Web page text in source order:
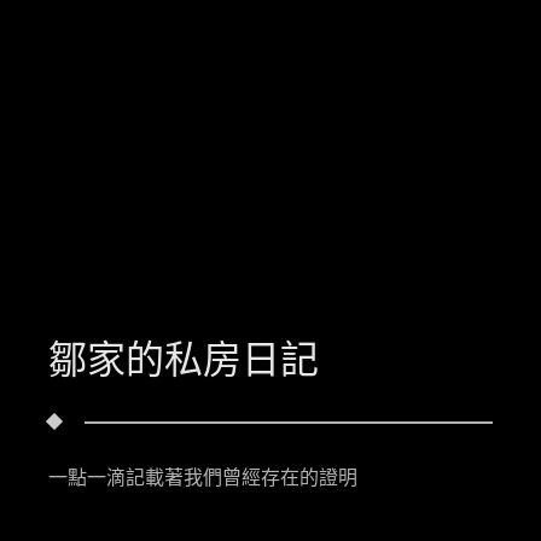
鄒家的私房日記
一點一滴記載著我們曾經存在的證明